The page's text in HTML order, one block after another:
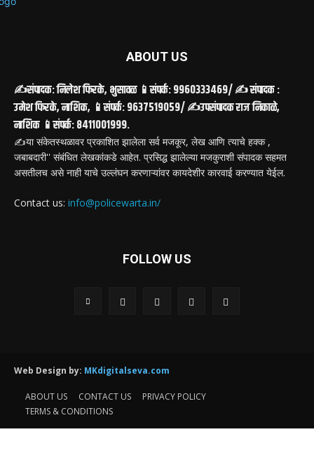
ABOUT US
✍️संपादक: निलेश फिरके, भुसावळ 📱संपर्क: 9960333469/ ✍️ संपादक :
उमेश फिरके, नाशिक, 📱संपर्क: 9637519059/ ✍️उपसंपादक राज निकाळे,
नाशिक 📱संपर्क: 8411001999.
✍️या संकेतस्थळावर प्रकाशित झालेला सर्व मजकूर, लेख आणि त्याचे हक्क ,
जबाबदारी'' संबंधित लेखकांकडे आहेत. प्रसिद्ध झालेल्या मजकुराशी संपादक सहमत
असतीलच असे नाही याचे उल्लंघन करणाऱ्यांवर कायदेशीर कारवाई करण्यात येईल.
Contact us: info@policewarta.in/
FOLLOW US
Web Design by: MKdigitalseva.com
ABOUT US CONTACT US
PRIVACY POLICY
TERMS & CONDITIONS